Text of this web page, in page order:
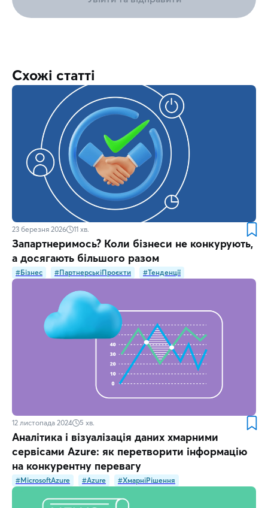
Схожі статті
23 березня 2026 11 хв.
Запартнеримось? Коли бізнеси не конкурують,
а досягають більшого разом
#Бізнес #ПартнерськіПроєкти #Тенденції
12 листопада 2024 5 хв.
Аналітика і візуалізація даних хмарними
сервісами Azure: як перетворити інформацію
на конкурентну перевагу
#MicrosoftAzure #Azure #ХмарніРішення